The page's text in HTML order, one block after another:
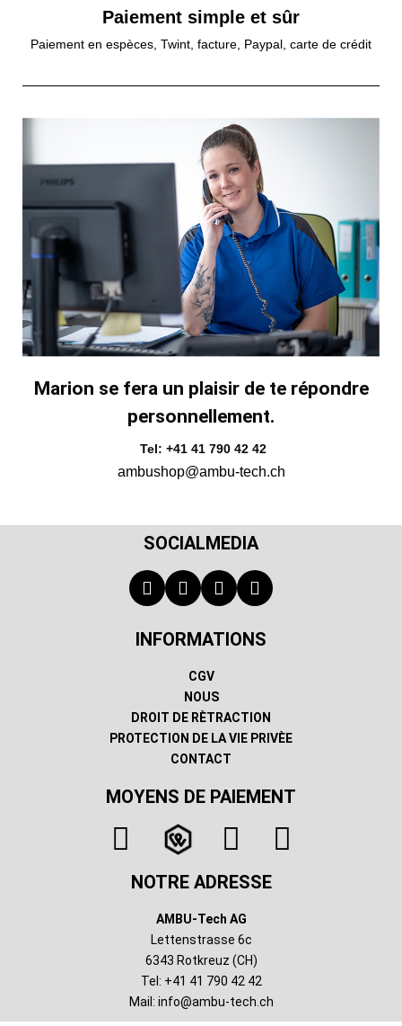
Paiement simple et sûr
Paiement en espèces, Twint, facture, Paypal, carte de crédit
Marion se fera un plaisir de te répondre
personnellement.
Tel: +41 41 790 42 42
ambushop@ambu-tech.ch
SOCIALMEDIA
INFORMATIONS
CGV
NOUS
DROIT DE RÈTRACTION
PROTECTION DE LA VIE PRIVÈE
CONTACT
MOYENS DE PAIEMENT
NOTRE ADRESSE
AMBU-Tech AG
Lettenstrasse 6c
6343 Rotkreuz (CH)
Tel: +41 41 790 42 42
Mail: info@ambu-tech.ch